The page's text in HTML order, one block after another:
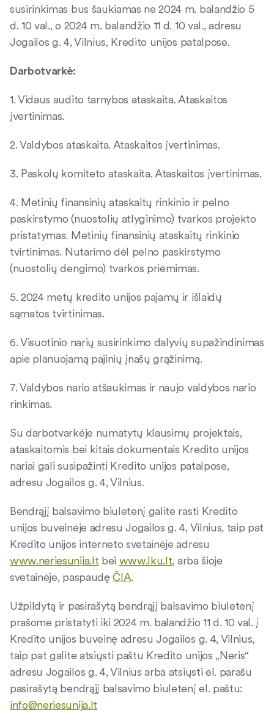
susirinkimas bus šaukiamas ne 2024 m. balandžio 5
d. 10 val., o 2024 m. balandžio 11 d. 10 val., adresu
Jogailos g. 4, Vilnius, Kredito unijos patalpose.
Darbotvarkė:
1. Vidaus audito tarnybos ataskaita. Ataskaitos
įvertinimas.
2. Valdybos ataskaita. Ataskaitos įvertinimas.
3. Paskolų komiteto ataskaita. Ataskaitos įvertinimas.
4. Metinių finansinių ataskaitų rinkinio ir pelno
paskirstymo (nuostolių atlyginimo) tvarkos projekto
pristatymas. Metinių finansinių ataskaitų rinkinio
tvirtinimas. Nutarimo dėl pelno paskirstymo
(nuostolių dengimo) tvarkos priėmimas.
5. 2024 metų kredito unijos pajamų ir išlaidų
sąmatos tvirtinimas.
6. Visuotinio narių susirinkimo dalyvių supažindinimas
apie planuojamą pajinių įnašų grąžinimą.
7. Valdybos nario atšaukimas ir naujo valdybos nario
rinkimas.
Su darbotvarkėje numatytų klausimų projektais,
ataskaitomis bei kitais dokumentais Kredito unijos
nariai gali susipažinti Kredito unijos patalpose,
adresu Jogailos g. 4, Vilnius.
Bendrąjį balsavimo biuletenį galite rasti Kredito
unijos buveinėje adresu Jogailos g. 4, Vilnius, taip pat
Kredito unijos interneto svetainėje adresu
www.neriesunija.lt bei www.lku.lt, arba šioje
svetainėje, paspaudęČIA.
Užpildytą ir pasirašytą bendrąjį balsavimo biuletenį
prašome pristatyti iki 2024 m. balandžio 11 d. 10 val. į
Kredito unijos buveinę adresu Jogailos g. 4, Vilnius,
taip pat galite atsiųsti paštu Kredito unijos „Neris“
adresu Jogailos g. 4, Vilnius arba atsiųsti el. parašu
pasirašytą bendrąjį balsavimo biuletenį el. paštu:
info@neriesunija.lt